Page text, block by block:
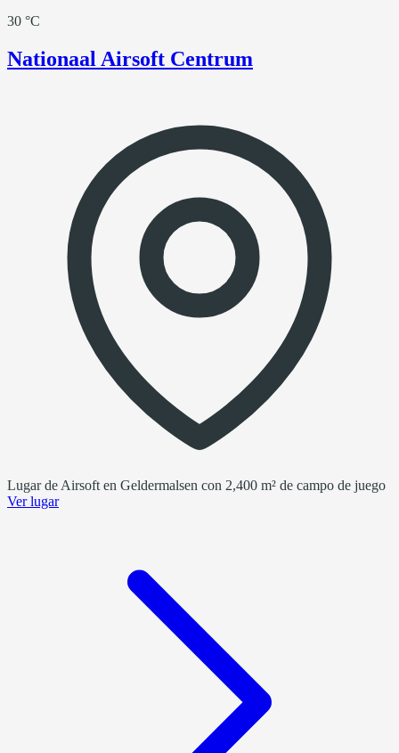
30 °C
Nationaal Airsoft Centrum
Lugar de Airsoft en Geldermalsen con 2,400 m² de campo de juego
Ver lugar